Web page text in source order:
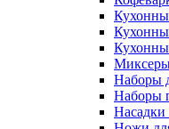
Наборы
Наборы
Насадки